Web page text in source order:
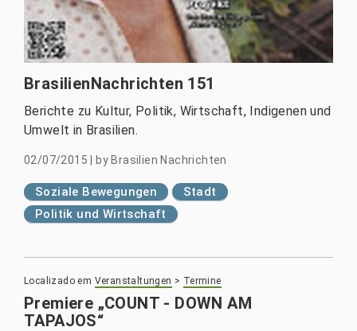
BrasilienNachrichten 151
Berichte zu Kultur, Politik, Wirtschaft, Indigenen und
Umwelt in Brasilien.
02/07/2015 by Brasilien Nachrichten
Soziale Bewegungen
Stadt
Politik und Wirtschaft
Localizado em Veranstaltungen > Termine
Premiere „COUNT - DOWN AM
TAPAJOS“